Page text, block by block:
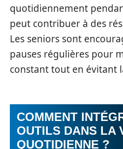
quotidiennement
peut contribuer à des
Les seniors sont
pauses régulières pour
constant tout en évitant
COMMENT
OUTILS DANS LA
QUOTIDIENNE ?